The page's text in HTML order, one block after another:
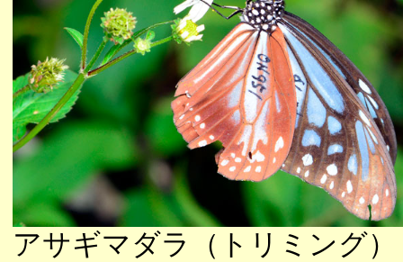
アサギマダラ（トリミング）